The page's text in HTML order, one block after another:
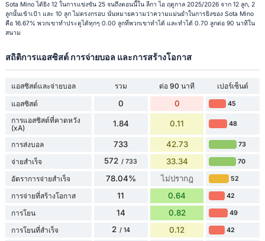
Sota Mino ได้ยิง 12 ในการแข่งขัน 25 จนถึงตอนนี้ใน ลีกา ไอ ฤดูกาล 2025/2026 จาก 12 ลูก, 2
ลูกนั้นเข้าเป้า และ 10 ลูก ไม่ตรงกรอบ นั่นหมายความว่าความแม่นยำในการยิงของ Sota Mino
คือ 16.67% พวกเขาทำประตูได้ทุกๆ 0.00 ลูกที่พวกเขาทำได้ และทำได้ 0.70 ลูกต่อ 90 นาทีใน
สนาม
สถิติการแอสซิสต์ การจ่ายบอล และการสร้างโอกาส
แอสซิสต์และจ่ายบอล รวม ต่อ 90 นาที
เปอร์เซ็นต์
แอสซิสต์
0 0 45
การแอสซิสต์ที่คาดหวัง
(xA)
1.84 0.11 48
การส่งบอล 733 42.73 73
จ่ายสำเร็จ 572 / 733 33.34 70
อัตราการจ่ายสำเร็จ 78.04% ไม่ปรากฎ 52
การจ่ายที่สร้างโอกาส 11 0.64 42
การโยน 14 0.82 49
การโยนที่สำเร็จ 2 / 14 0.12 42